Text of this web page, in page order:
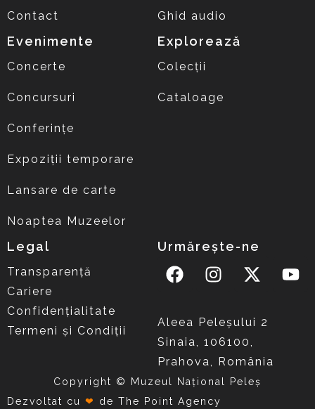
Contact Ghid audio
Evenimente
Concerte
Concursuri
Conferințe
Expoziții temporare
Lansare de carte
Noaptea Muzeelor
Explorează
Colecții
Cataloage
Legal
Transparență
Cariere
Confidențialitate
Termeni și Condiții
Urmărește-ne
Aleea Peleşului 2
Sinaia, 106100,
Prahova, România
Copyright © Muzeul Național Peleș
Dezvoltat cu ❤ de The Point Agency